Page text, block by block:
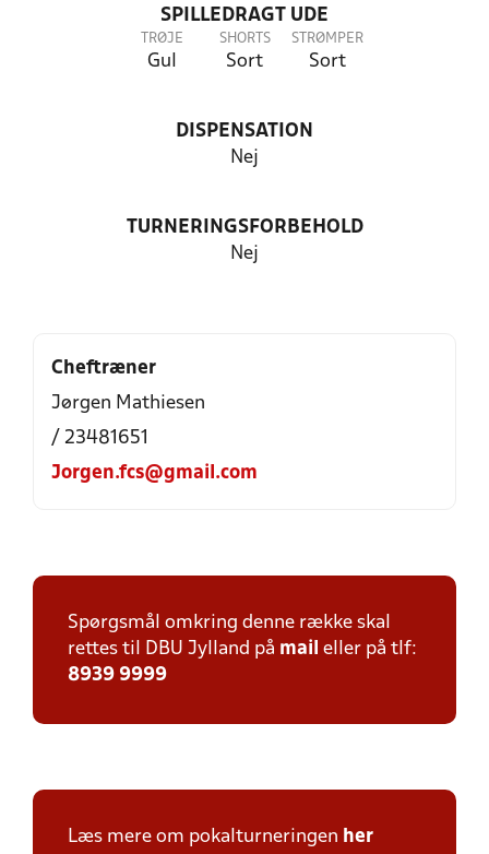
SPILLEDRAGT UDE
TRØJE
Gul
SHORTS
Sort
STRØMPER
Sort
DISPENSATION
Nej
TURNERINGSFORBEHOLD
Nej
Cheftræner
Jørgen Mathiesen
/ 23481651
Jorgen.fcs@gmail.com
Spørgsmål omkring denne række skal
rettes til DBU Jylland på mail eller på tlf:
8939 9999
Læs mere om pokalturneringen her